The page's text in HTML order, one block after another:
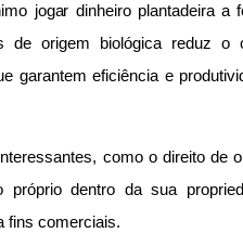
jogar dinheiro plantadeira a
de origem biológica reduz o
garantem eficiência e
como o direito de
próprio dentro da sua
fins comerciais.